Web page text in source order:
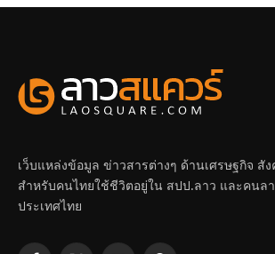
เว็บแหล่งข้อมูล ข่าวสารต่างๆ ด้านเศรษฐกิจ สั
สำหรับคนไทยใช้ชีวิตอยู่ใน สปป.ลาว และคนล
ประเทศไทย